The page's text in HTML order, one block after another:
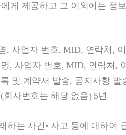
게 제공하고 그 이외에는 정
, 사업자 번호, MID, 연락처,
, 사업자 번호, MID, 연락처,
및 계약서 발송, 공지사항
사번호는 해당 없음) 5년
하는 사건• 사고 등에 대하